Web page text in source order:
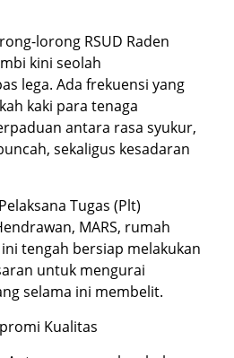
lorong RSUD Raden
kini seolah
lega. Ada frekuensi yang
kaki para tenaga
antara rasa syukur,
sekaligus kesadaran
Tugas (Plt)
MARS, rumah
tengah bersiap melakukan
untuk mengurai
selama ini membelit.
Kualitas